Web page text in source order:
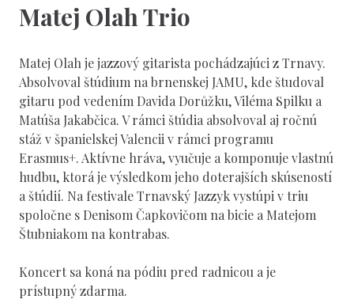
Matej Olah Trio
Matej Olah je jazzový gitarista pochádzajúci z Trnavy.
Absolvoval štúdium na brnenskej JAMU, kde študoval
gitaru pod vedením Davida Dorůžku, Viléma Spilku a
Matúša Jakabčica. V rámci štúdia absolvoval aj ročnú
stáž v španielskej Valencii v rámci programu
Erasmus+. Aktívne hráva, vyučuje a komponuje vlastnú
hudbu, ktorá je výsledkom jeho doterajších skúseností
a štúdií. Na festivale Trnavský Jazzyk vystúpi v triu
spoločne s Denisom Čapkovičom na bicie a Matejom
Štubniakom na kontrabas.
Koncert sa koná na pódiu pred radnicou a je
prístupný zdarma.